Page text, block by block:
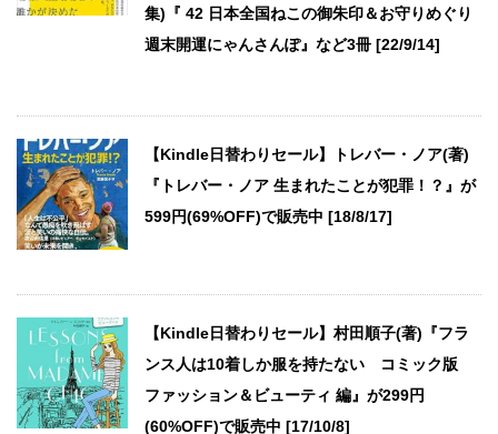
集)『 42 日本全国ねこの御朱印＆お守りめぐり
週末開運にゃんさんぽ』など3冊 [22/9/14]
【Kindle日替わりセール】トレバー・ノア(著)
『トレバー・ノア 生まれたことが犯罪！？』が
599円(69%OFF)で販売中 [18/8/17]
【Kindle日替わりセール】村田順子(著)『フラ
ンス人は10着しか服を持たない コミック版
ファッション＆ビューティ 編』が299円
(60%OFF)で販売中 [17/10/8]